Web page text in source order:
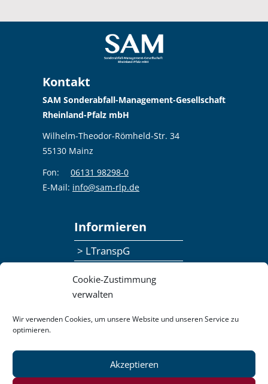
Cookie-Zustimmung
verwalten
Wir verwenden Cookies, um unsere Website und unseren Service zu
optimieren.
Akzeptieren
Kontakt
SAM Sonderabfall-Management-Gesellschaft
Rheinland-Pfalz mbH
Wilhelm-Theodor-Römheld-Str. 34
55130 Mainz
Fon:
06131 98298-0
E-Mail: info@sam-rlp.de
Informieren
> LTranspG
> Publikationen
Datenschutzerklärung
Impressum
Pressemitteilungen